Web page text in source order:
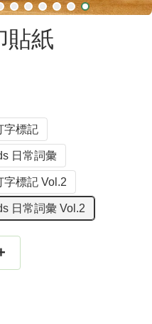
貼紙
字標記
日常詞彙
字標記 Vol.2
日常詞彙 Vol.2